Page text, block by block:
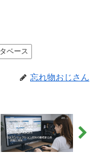
ベース
忘れ物おじさん